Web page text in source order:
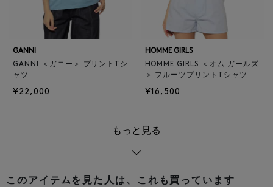
GANNI
GANNI ＜ガニー＞ プリントTシ
ャツ
¥22,000
HOMME GIRLS
HOMME GIRLS ＜オム ガールズ
＞ フルーツプリントTシャツ
¥16,500
もっと見る
このアイテムを見た人は、これも買っています